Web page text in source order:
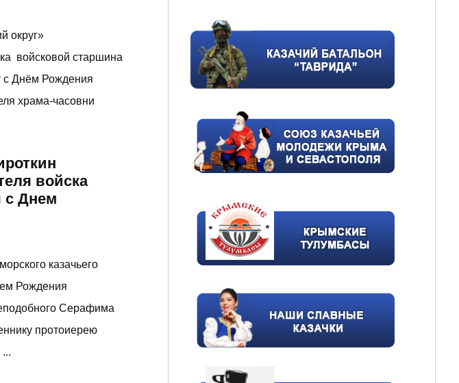
округ»
войсковой старшина
с Днём Рождения
храма-часовни
войска
с Днем
казачьего
Рождения
Серафима
протоиерею